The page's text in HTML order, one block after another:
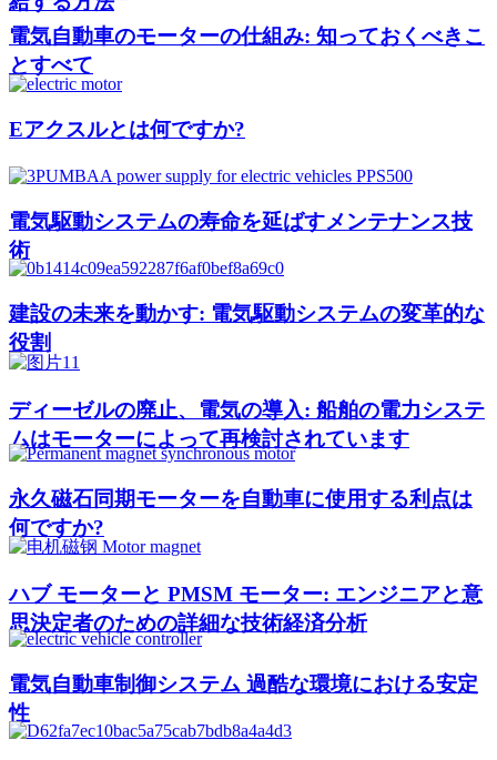
電気自動車のモーターの仕組み: 知っておくべきこ
とすべて
Eアクスルとは何ですか?
電気駆動システムの寿命を延ばすメンテナンス技
術
建設の未来を動かす: 電気駆動システムの変革的な
役割
ディーゼルの廃止、電気の導入: 船舶の電力システ
ムはモーターによって再検討されています
永久磁石同期モーターを自動車に使用する利点は
何ですか?
ハブ モーターと PMSM モーター: エンジニアと意
思決定者のための詳細な技術経済分析
電気自動車制御システム 過酷な環境における安定
性